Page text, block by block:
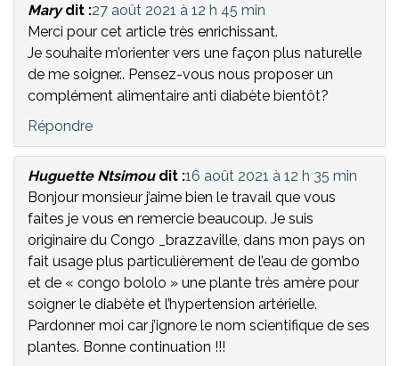
Mary dit :27 août 2021 à 12 h 45 min
Merci pour cet article très enrichissant.
Je souhaite m’orienter vers une façon plus naturelle
de me soigner.. Pensez-vous nous proposer un
complément alimentaire anti diabète bientôt?
Répondre
Huguette Ntsimou dit :16 août 2021 à 12 h 35 min
Bonjour monsieur j’aime bien le travail que vous
faites je vous en remercie beaucoup. Je suis
originaire du Congo _brazzaville, dans mon pays on
fait usage plus particulièrement de l’eau de gombo
et de « congo bololo » une plante très amère pour
soigner le diabète et l’hypertension artérielle.
Pardonner moi car j’ignore le nom scientifique de ses
plantes. Bonne continuation !!!